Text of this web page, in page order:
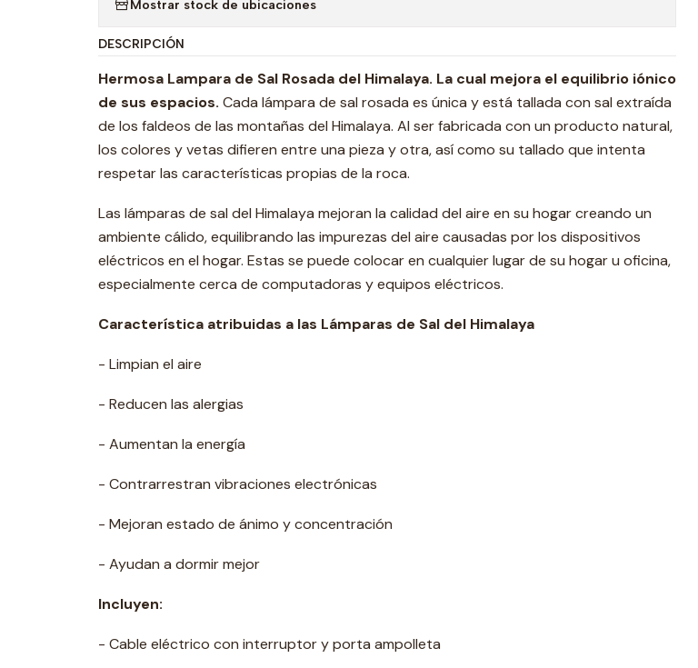
Mostrar stock de ubicaciones
DESCRIPCIÓN
Hermosa Lampara de Sal Rosada del Himalaya. La cual mejora el equilibrio iónico
de sus espacios. Cada lámpara de sal rosada es única y está tallada con sal extraída
de los faldeos de las montañas del Himalaya. Al ser fabricada con un producto natural,
los colores y vetas difieren entre una pieza y otra, así como su tallado que intenta
respetar las características propias de la roca.
Las lámparas de sal del Himalaya mejoran la calidad del aire en su hogar creando un
ambiente cálido, equilibrando las impurezas del aire causadas por los dispositivos
eléctricos en el hogar. Estas se puede colocar en cualquier lugar de su hogar u oficina,
especialmente cerca de computadoras y equipos eléctricos.
Característica atribuidas a las Lámparas de Sal del Himalaya
- Limpian el aire
- Reducen las alergias
- Aumentan la energía
- Contrarrestran vibraciones electrónicas
- Mejoran estado de ánimo y concentración
- Ayudan a dormir mejor
Incluyen:
- Cable eléctrico con interruptor y porta ampolleta